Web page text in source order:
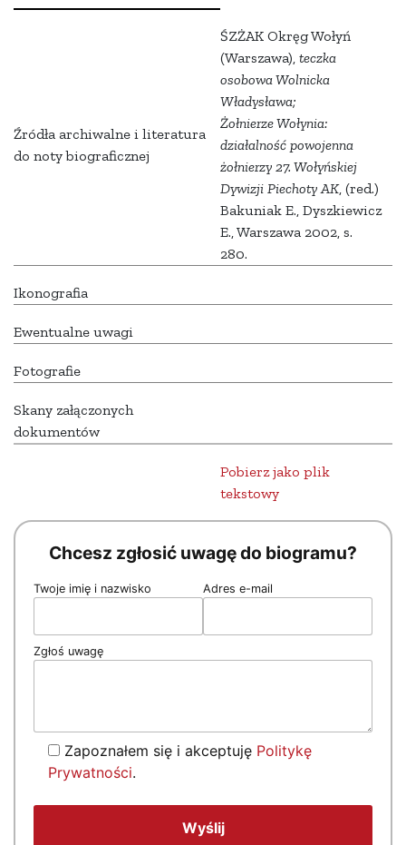
Źródła archiwalne i literatura
do noty biograficznej
ŚZŻAK Okręg Wołyń
(Warszawa), teczka
osobowa Wolnicka
Władysława;
Żołnierze Wołynia:
działalność powojenna
żołnierzy 27. Wołyńskiej
Dywizji Piechoty AK, (red.)
Bakuniak E., Dyszkiewicz
E., Warszawa 2002, s.
280.
Ikonografia
Ewentualne uwagi
Fotografie
Skany załączonych
dokumentów
Pobierz jako plik
tekstowy
Chcesz zgłosić uwagę do biogramu?
Twoje imię i nazwisko Adres e-mail
Zgłoś uwagę
Zapoznałem się i akceptuję Politykę
Prywatności.